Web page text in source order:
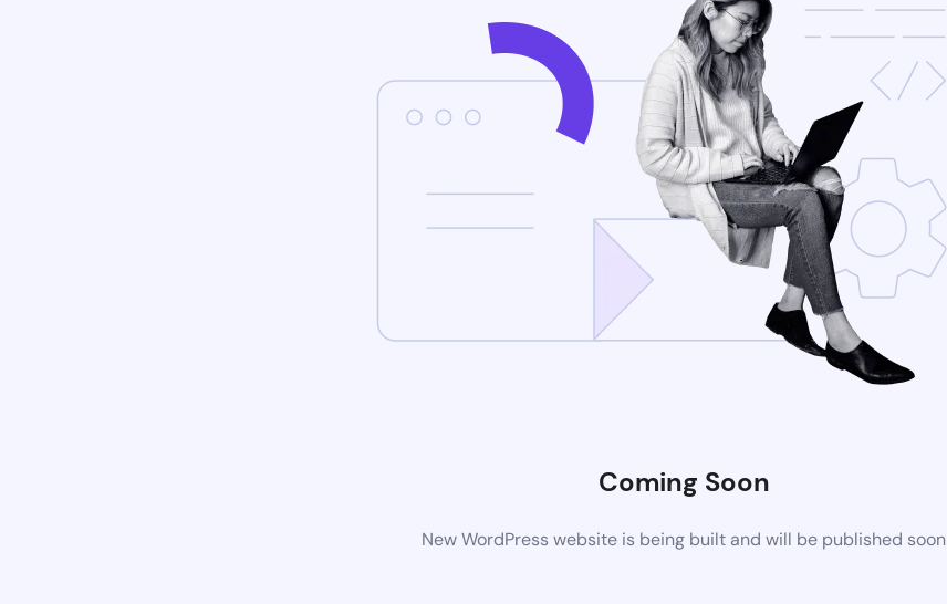
Coming Soon
New WordPress website is being built and will be published soon